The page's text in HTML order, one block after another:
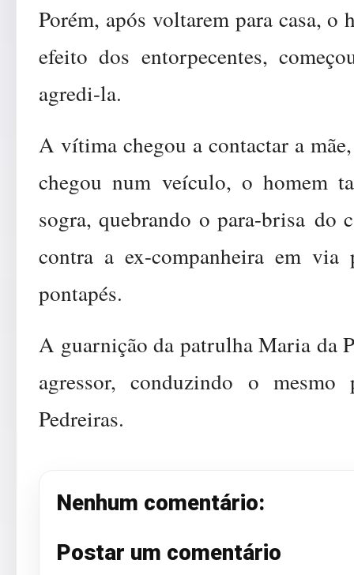
Porém, após voltarem para casa,
efeito dos entorpecentes,
agredi-la.
A vítima chegou a contactar a
chegou num veículo, o homem
sogra, quebrando o para-brisa do
contra a ex-companheira em
pontapés.
A guarnição da patrulha Maria da
agressor, conduzindo o
Pedreiras.
Nenhum comentário:
Postar um comentário